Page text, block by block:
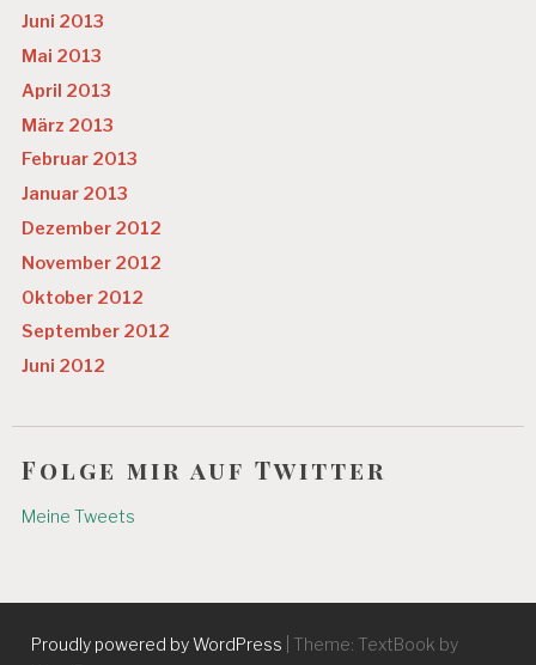
Juni 2013
Mai 2013
April 2013
März 2013
Februar 2013
Januar 2013
Dezember 2012
November 2012
Oktober 2012
September 2012
Juni 2012
Folge mir auf Twitter
Meine Tweets
Proudly powered by WordPress
Theme: TextBook by